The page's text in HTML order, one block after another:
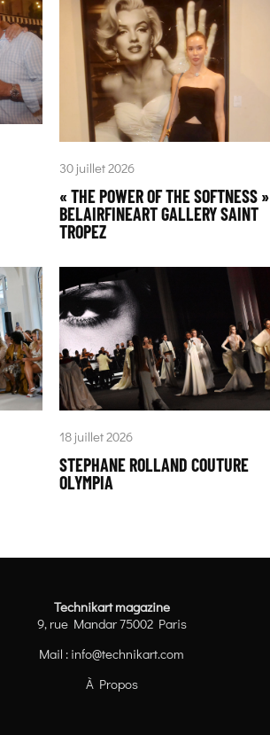
30 juillet 2026
« THE POWER OF THE SOFTNESS »
BELAIRFINEART GALLERY SAINT
TROPEZ
18 juillet 2026
STEPHANE ROLLAND COUTURE
OLYMPIA
Technikart magazine
9, rue Mandar 75002 Paris
Mail : info@technikart.com
À Propos